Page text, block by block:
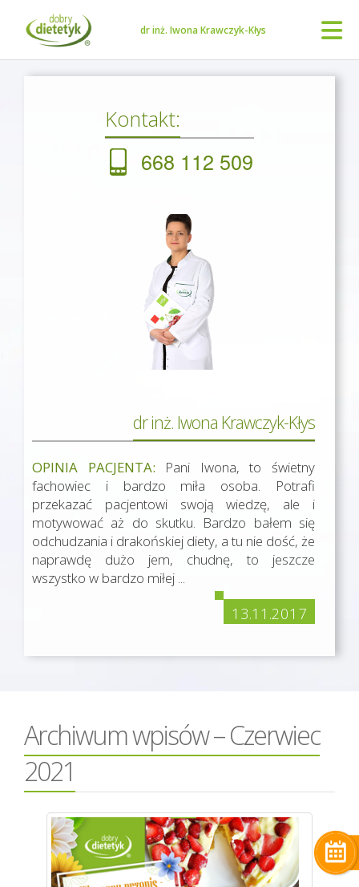
dr inż. Iwona Krawczyk-Kłys
Kontakt:
668 112 509
dr inż. Iwona Krawczyk-Kłys
OPINIA PACJENTA: Pani Iwona, to świetny
fachowiec i bardzo miła osoba. Potrafi
przekazać pacjentowi swoją wiedzę, ale i
motywować aż do skutku. Bardzo bałem się
odchudzania i drakońskiej diety, a tu nie dość, że
naprawdę dużo jem, chudnę, to jeszcze
wszystko w bardzo miłej ...
13.11.2017
Archiwum wpisów – Czerwiec
2021